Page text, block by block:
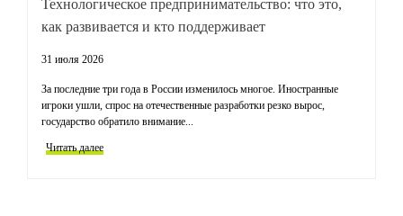
Технологическое предпринимательство: что это,
как развивается и кто поддерживает
31 июля 2026
За последние три года в России изменилось многое. Иностранные
игроки ушли, спрос на отечественные разработки резко вырос,
государство обратило внимание...
Читать далее